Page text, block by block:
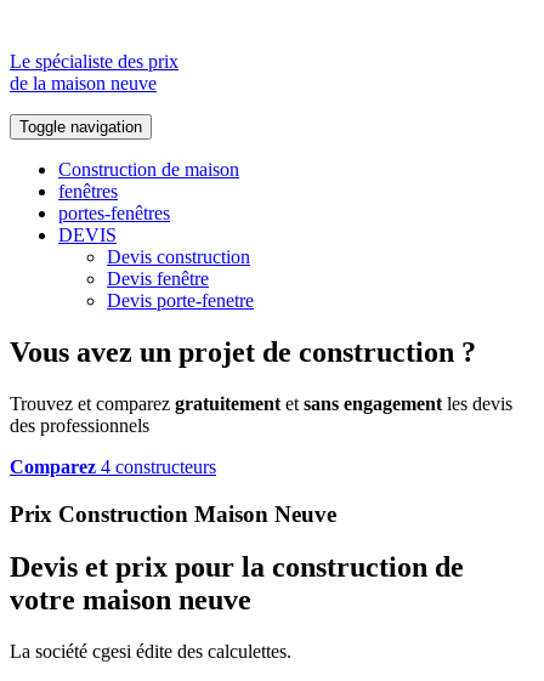
Le spécialiste des prix
de la maison neuve
Toggle navigation
Construction de maison
fenêtres
portes-fenêtres
DEVIS
Devis construction
Devis fenêtre
Devis porte-fenetre
Vous avez un projet de construction ?
Trouvez et comparez gratuitement et sans engagement les devis
des professionnels
Comparez 4 constructeurs
Prix Construction Maison Neuve
Devis et prix pour la construction de
votre maison neuve
La société cgesi édite des calculettes.